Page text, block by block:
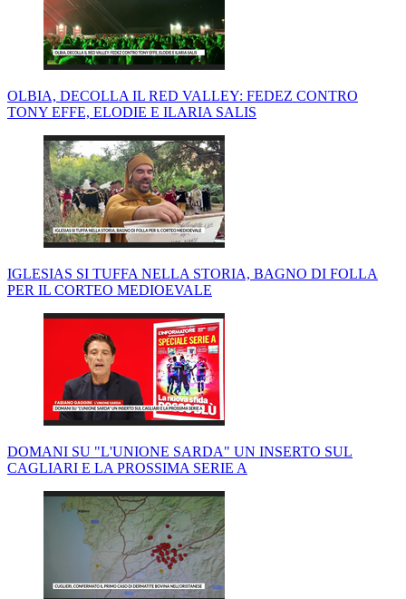
OLBIA, DECOLLA IL RED VALLEY: FEDEZ CONTRO
TONY EFFE, ELODIE E ILARIA SALIS
IGLESIAS SI TUFFA NELLA STORIA, BAGNO DI FOLLA
PER IL CORTEO MEDIOEVALE
DOMANI SU "L'UNIONE SARDA" UN INSERTO SUL
CAGLIARI E LA PROSSIMA SERIE A